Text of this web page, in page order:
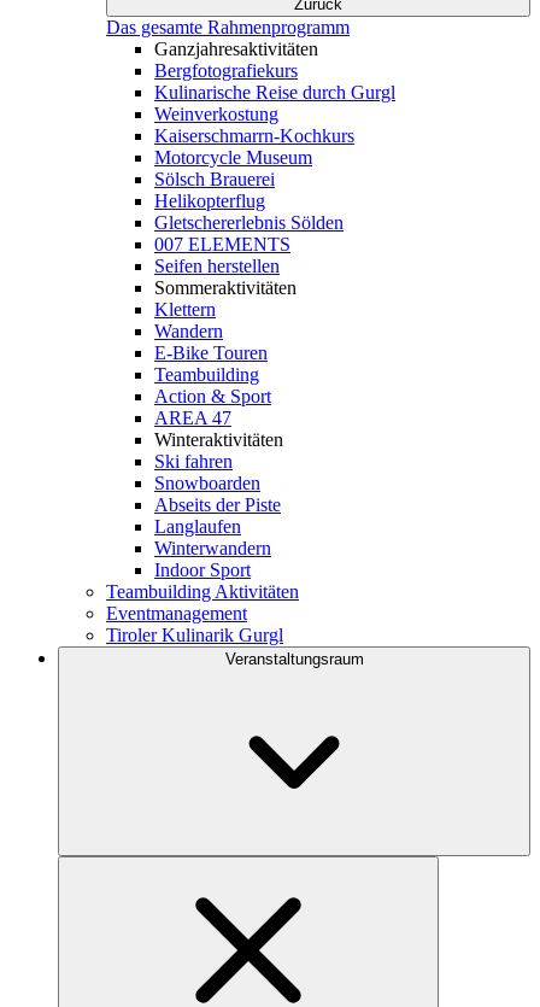
Zurück
Das gesamte Rahmenprogramm
Ganzjahresaktivitäten
Bergfotografiekurs
Kulinarische Reise durch Gurgl
Weinverkostung
Kaiserschmarrn-Kochkurs
Motorcycle Museum
Sölsch Brauerei
Helikopterflug
Gletschererlebnis Sölden
007 ELEMENTS
Seifen herstellen
Sommeraktivitäten
Klettern
Wandern
E-Bike Touren
Teambuilding
Action & Sport
AREA 47
Winteraktivitäten
Ski fahren
Snowboarden
Abseits der Piste
Langlaufen
Winterwandern
Indoor Sport
Teambuilding Aktivitäten
Eventmanagement
Tiroler Kulinarik Gurgl
Veranstaltungsraum